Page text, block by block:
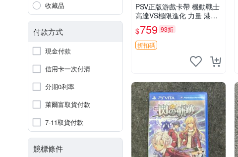
收藏品
付款方式
現金付款
信用卡一次付清
分期0利率
萊爾富取貨付款
7-11取貨付款
競標條件
PSV正版游戲卡帶 機動戰士
高達VS極限進化 力量 港版
中文 盒裝全新未開封，支持
所有日版，港版或其他地區
的PSV游戲機主機，（除
外），拆封後不支持退
$759 93折
折扣碼